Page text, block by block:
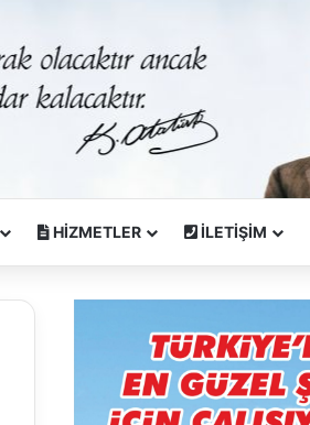
HİZMETLER İLETİŞİM